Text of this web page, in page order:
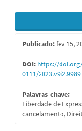
Barra
lateral
de
artigos
Publicado:fev 15,
DOI: https://
0111/2023.v9i2.9989
Palavras-chave:
Liberdade de
cancelamento,